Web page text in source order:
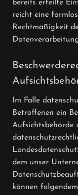
bereits erteilte
reicht eine
Rechtmäßigkeit
Im Falle
Betroffenen ein
Aufsichtsbehörde
dem unser
können